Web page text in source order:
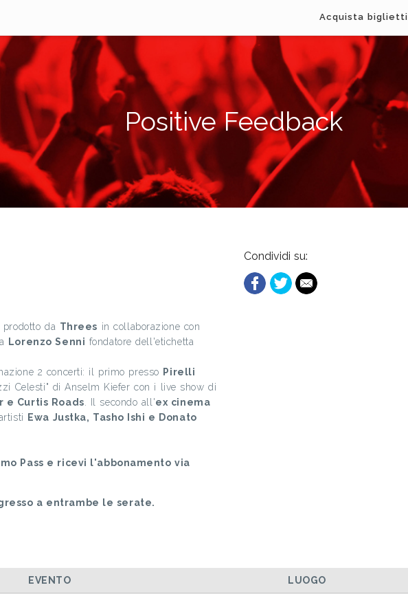
Acquista biglietti
Positive Feedback
Condividi su:
da Threes in collaborazione con
Lorenzo Senni fondatore dell'etichetta
2 concerti: il primo presso Pirelli
Celesti" di Anselm Kiefer con i live show di
e Curtis Roads . Il secondo all'ex cinema
Ewa Justka, Tasho Ishi e Donato
Pass e ricevi l'abbonamento via
a entrambe le serate.
EVENTO LUOGO